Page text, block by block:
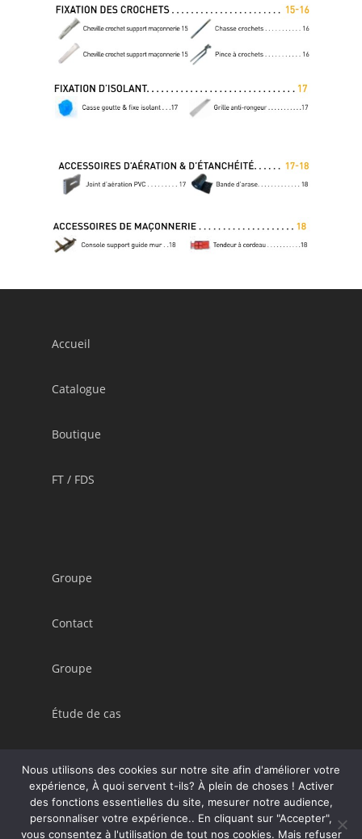
Accueil
Catalogue
Boutique
FT / FDS
Groupe
Contact
Groupe
Étude de cas
Conditions Générales de Vente (CGV)
Nous utilisons des cookies sur notre site afin d'améliorer votre
expérience, À quoi servent t-ils? À plein de choses ! Activer
des fonctions essentielles du site, mesurer notre audience,
personnaliser votre expérience.. En cliquant sur "Accepter",
vous consentez à l'utilisation de tout nos cookies. Mais refuser